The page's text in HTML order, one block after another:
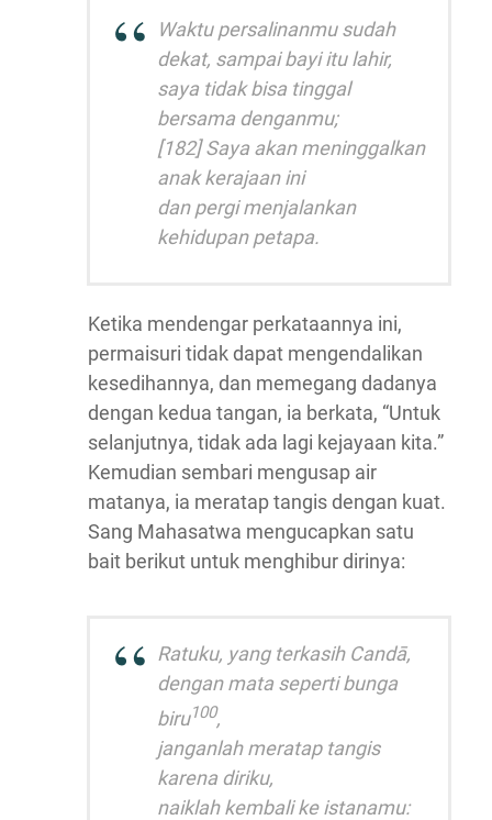
Waktu persalinanmu sudah
dekat, sampai bayi itu lahir,
saya tidak bisa tinggal
bersama denganmu;
[182] Saya akan meninggalkan
anak kerajaan ini
dan pergi menjalankan
kehidupan petapa.
Ketika mendengar perkataannya ini,
permaisuri tidak dapat mengendalikan
kesedihannya, dan memegang dadanya
dengan kedua tangan, ia berkata, “Untuk
selanjutnya, tidak ada lagi kejayaan kita.”
Kemudian sembari mengusap air
matanya, ia meratap tangis dengan kuat.
Sang Mahasatwa mengucapkan satu
bait berikut untuk menghibur dirinya:
Ratuku, yang terkasih Candā,
dengan mata seperti bunga
biru100,
janganlah meratap tangis
karena diriku,
naiklah kembali ke istanamu: